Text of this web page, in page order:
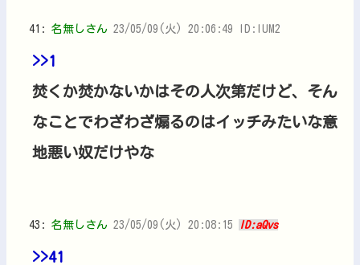
41: 名無しさん 23/05/09(火) 20:06:49 ID:IUM2
>>1
焚くか焚かないかはその人次第だけど、そん
なことでわざわざ煽るのはイッチみたいな意
地悪い奴だけやな
43: 名無しさん 23/05/09(火) 20:08:15 ID:aQvs
>>41